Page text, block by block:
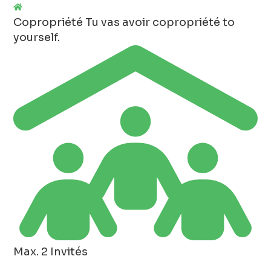
Copropriété Tu vas avoir copropriété to
yourself.
Max. 2 Invités